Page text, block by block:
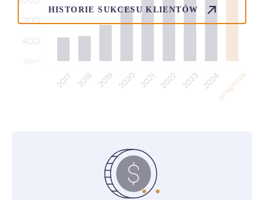
HISTORIE SUKCESU KLIENTÓW